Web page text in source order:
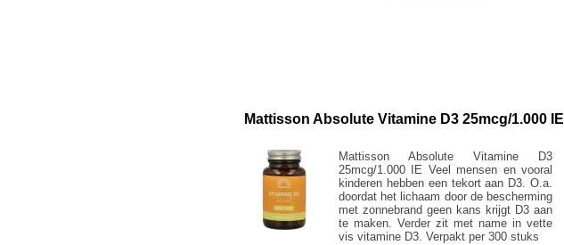
Mattisson Absolute Vitamine D3 25mcg/1.000 IE
Mattisson Absolute Vitamine D3
25mcg/1.000 IE Veel mensen en vooral
kinderen hebben een tekort aan D3. O.a.
doordat het lichaam door de bescherming
met zonnebrand geen kans krijgt D3 aan
te maken. Verder zit met name in vette
vis vitamine D3. Verpakt per 300 stuks